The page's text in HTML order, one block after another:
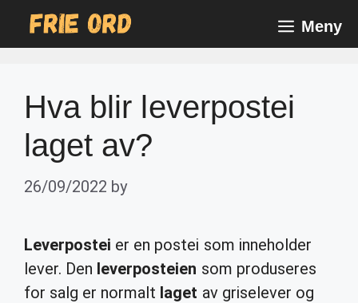
Meny
Hva blir leverpostei
laget av?
26/09/2022 by
Leverpostei er en postei som inneholder
lever. Den leverposteien som produseres
for salg er normalt laget av griselever og